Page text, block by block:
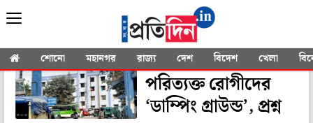
শোনো মহানগর রাজ্য দেশ বিদেশ খেলা
YOU SEARCHED FOR"North Bengal"
উত্তরবঙ্গ মেডিক্যাল কি
পরিত্যক্ত রোগীদের
‘ডাম্পিং গ্রাউন্ড’, প্রশ্ন